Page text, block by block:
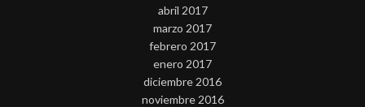
abril 2017
marzo 2017
febrero 2017
enero 2017
diciembre 2016
noviembre 2016